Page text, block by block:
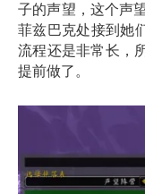
子的声望，这个声
菲兹巴克处接到她
流程还是非常长，
提前做了。